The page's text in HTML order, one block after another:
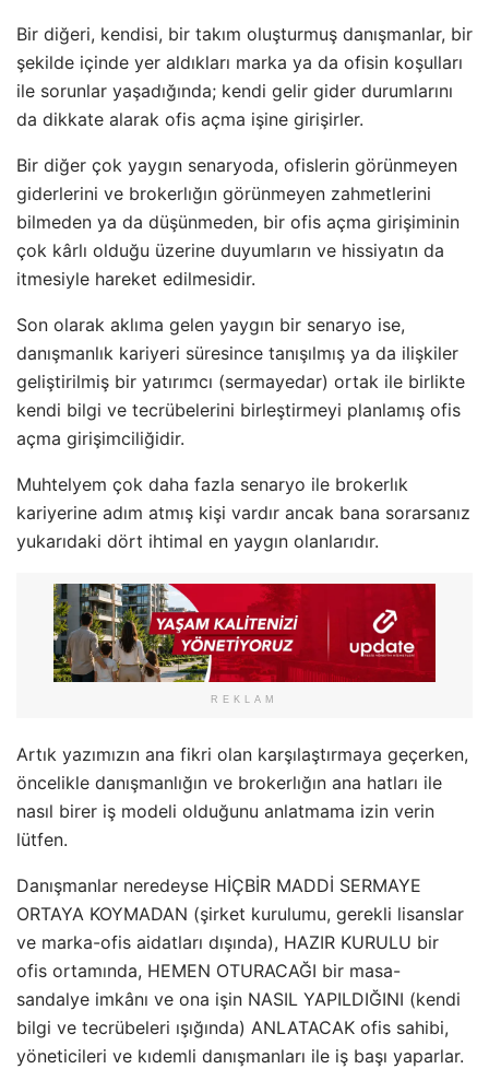
Bir diğeri, kendisi, bir takım oluşturmuş danışmanlar, bir
şekilde içinde yer aldıkları marka ya da ofisin koşulları
ile sorunlar yaşadığında; kendi gelir gider durumlarını
da dikkate alarak ofis açma işine girişirler.
Bir diğer çok yaygın senaryoda, ofislerin görünmeyen
giderlerini ve brokerlığın görünmeyen zahmetlerini
bilmeden ya da düşünmeden, bir ofis açma girişiminin
çok kârlı olduğu üzerine duyumların ve hissiyatın da
itmesiyle hareket edilmesidir.
Son olarak aklıma gelen yaygın bir senaryo ise,
danışmanlık kariyeri süresince tanışılmış ya da ilişkiler
geliştirilmiş bir yatırımcı (sermayedar) ortak ile birlikte
kendi bilgi ve tecrübelerini birleştirmeyi planlamış ofis
açma girişimciliğidir.
Muhtelyem çok daha fazla senaryo ile brokerlık
kariyerine adım atmış kişi vardır ancak bana sorarsanız
yukarıdaki dört ihtimal en yaygın olanlarıdır.
REKLAM
Artık yazımızın ana fikri olan karşılaştırmaya geçerken,
öncelikle danışmanlığın ve brokerlığın ana hatları ile
nasıl birer iş modeli olduğunu anlatmama izin verin
lütfen.
Danışmanlar neredeyse HİÇBİR MADDİ SERMAYE
ORTAYA KOYMADAN (şirket kurulumu, gerekli lisanslar
ve marka-ofis aidatları dışında), HAZIR KURULU bir
ofis ortamında, HEMEN OTURACAĞI bir masa-
sandalye imkânı ve ona işin NASIL YAPILDIĞINI (kendi
bilgi ve tecrübeleri ışığında) ANLATACAK ofis sahibi,
yöneticileri ve kıdemli danışmanları ile iş başı yaparlar.